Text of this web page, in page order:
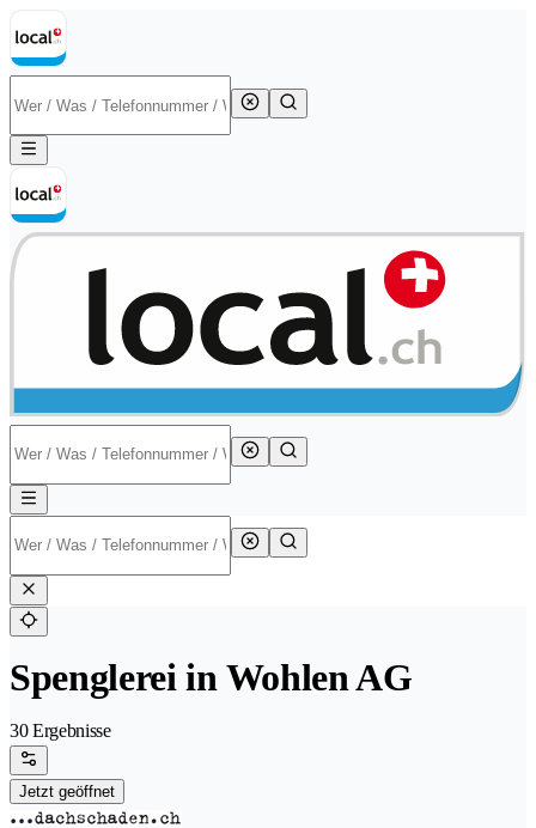
Spenglerei in Wohlen AG
30 Ergebnisse
Jetzt geöffnet